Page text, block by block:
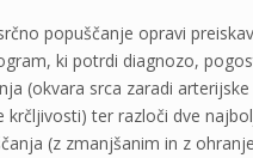
popuščanje opravi
ki potrdi diagnozo,
(okvara srca zaradi
krčljivosti) ter razloči dve
(z zmanjšanim in z